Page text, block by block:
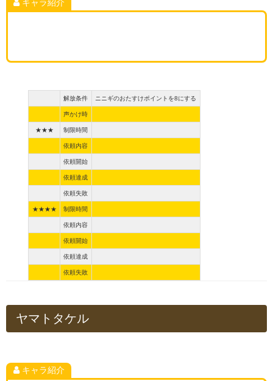
キャラ紹介
解放条件 ニニギのおたすけポイントを8にする
声かけ時
★★★ 制限時間
依頼内容
依頼開始
依頼達成
依頼失敗
★★★★ 制限時間
依頼内容
依頼開始
依頼達成
依頼失敗
ヤマトタケル
キャラ紹介